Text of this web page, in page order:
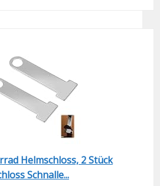
Helmschloss, 2 Stück
Schnalle...